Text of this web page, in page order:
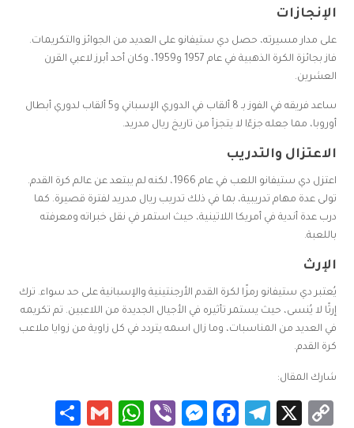
الإنجازات
على مدار مسيرته، حصل دي ستيفانو على العديد من الجوائز والتكريمات.
فاز بجائزة الكرة الذهبية في عام 1957 و1959، وكان أحد أبرز لاعبي القرن
العشرين.
ساعد فريقه في الفوز بـ 8 ألقاب في الدوري الإسباني و5 ألقاب لدوري أبطال
أوروبا، مما جعله جزءًا لا يتجزأ من تاريخ ريال مدريد.
الاعتزال والتدريب
اعتزل دي ستيفانو اللعب في عام 1966، لكنه لم يبتعد عن عالم كرة القدم.
تولى عدة مهام تدريبية، بما في ذلك تدريب ريال مدريد لفترة قصيرة. كما
درب عدة أندية في أمريكا اللاتينية، حيث استمر في نقل خبراته ومعرفته
باللعبة.
الإرث
يُعتبر دي ستيفانو رمزًا لكرة القدم الأرجنتينية والإسبانية على حد سواء. ترك
إرثًا لا يُنسى، حيث يستمر تأثيره في الأجيال الجديدة من اللاعبين. تم تكريمه
في العديد من المناسبات، وما زال اسمه يتردد في كل زاوية من زوايا ملاعب
كرة القدم.
شارك المقال:
Copy
X
Telegram
Facebook
Messenger
Viber
WhatsApp
Gmail